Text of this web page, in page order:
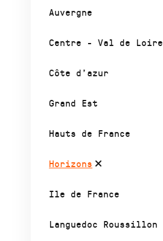
Auvergne
Centre - Val de Loire
Côte d’azur
Grand Est
Hauts de France
Horizons
Ile de France
Languedoc Roussillon